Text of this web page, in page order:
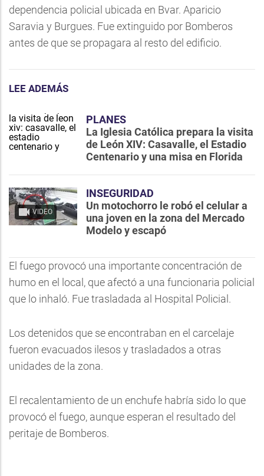
dependencia policial ubicada en Bvar. Aparicio
Saravia y Burgues. Fue extinguido por Bomberos
antes de que se propagara al resto del edificio.
LEE ADEMÁS
PLANES
La Iglesia Católica prepara la visita
de León XIV: Casavalle, el Estadio
Centenario y una misa en Florida
VIDEO
INSEGURIDAD
Un motochorro le robó el celular a
una joven en la zona del Mercado
Modelo y escapó
El fuego provocó una importante concentración de
humo en el local, que afectó a una funcionaria policial
que lo inhaló. Fue trasladada al Hospital Policial.
Los detenidos que se encontraban en el carcelaje
fueron evacuados ilesos y trasladados a otras
unidades de la zona.
El recalentamiento de un enchufe habría sido lo que
provocó el fuego, aunque esperan el resultado del
peritaje de Bomberos.